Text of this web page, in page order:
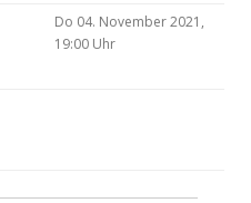
Do 04. November 2021,
19:00 Uhr